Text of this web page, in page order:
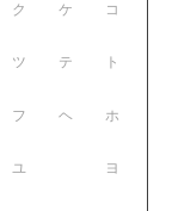
ク ケ コ
ツ テ ト
フ ヘ ホ
ユ ヨ